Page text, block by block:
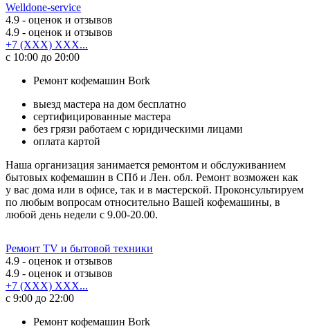
Welldone-service
4.9 - оценок и отзывов
4.9 - оценок и отзывов
+7 (XXX) XXX...
с 10:00 до 20:00
Ремонт кофемашин Bork
выезд мастера на дом бесплатно
сертифицированные мастера
без грязи работаем с юридическими лицами
оплата картой
Наша организация занимается ремонтом и обслуживанием
бытовых кофемашин в СПб и Лен. обл. Ремонт возможен как
у вас дома или в офисе, так и в мастерской. Проконсультируем
по любым вопросам относительно Вашей кофемашины, в
любой день недели с 9.00-20.00.
Ремонт TV и бытовой техники
4.9 - оценок и отзывов
4.9 - оценок и отзывов
+7 (XXX) XXX...
с 9:00 до 22:00
Ремонт кофемашин Bork